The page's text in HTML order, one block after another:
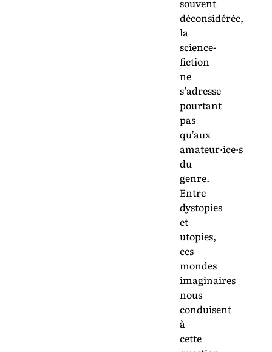
souvent
déconsidérée,
la
science-
fiction
ne
s’adresse
pourtant
pas
qu’aux
amateur·ice·s
du
genre.
Entre
dystopies
et
utopies,
ces
mondes
imaginaires
nous
conduisent
à
cette